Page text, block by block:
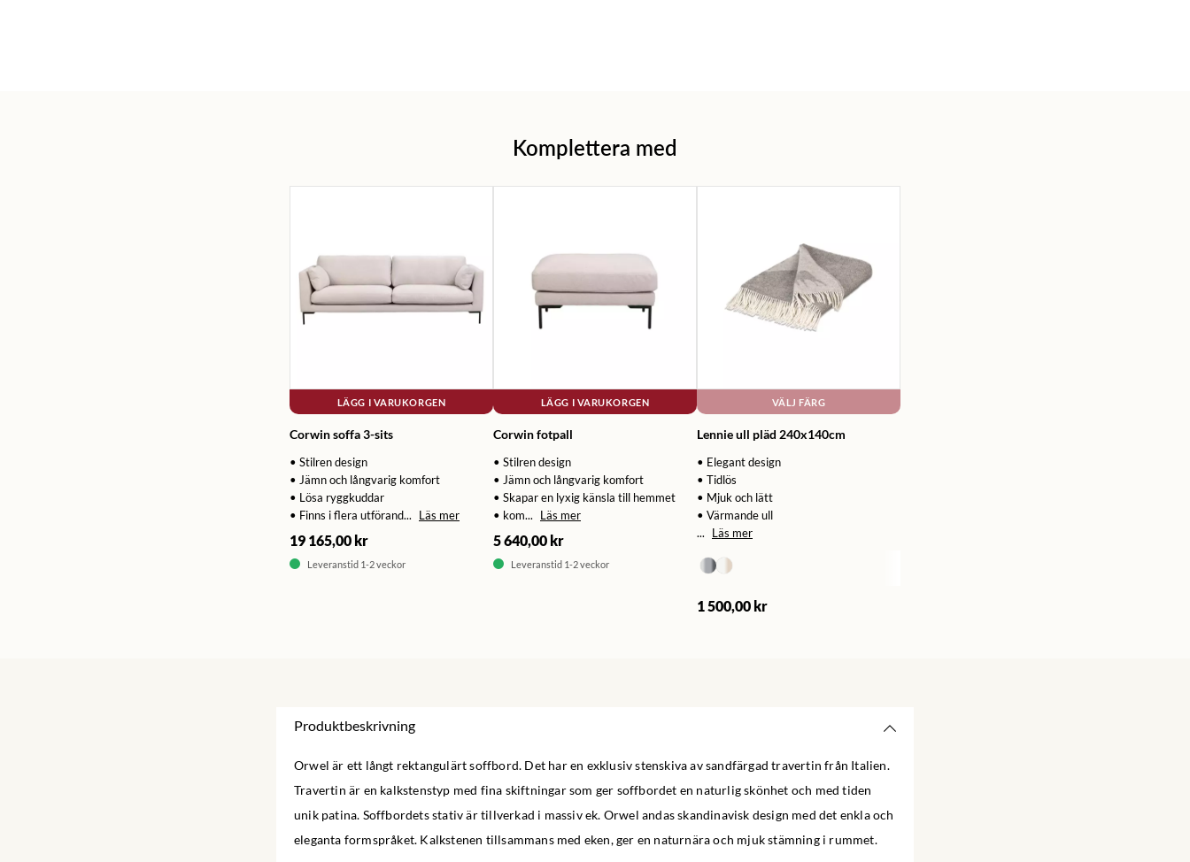
Komplettera med
LÄGG I VARUKORGEN
Corwin soffa 3-sits
• Stilren design
• Jämn och långvarig komfort
• Lösa ryggkuddar
• Finns i flera utförand...
Läs mer
19 165,00 kr
Leveranstid 1-2 veckor
LÄGG I VARUKORGEN
Corwin fotpall
• Stilren design
• Jämn och långvarig komfort
• Skapar en lyxig känsla till hemmet
• kom...
Läs mer
5 640,00 kr
Leveranstid 1-2 veckor
VÄLJ FÄRG
Lennie ull pläd 240x140cm
• Elegant design
• Tidlös
• Mjuk och lätt
• Värmande ull
...
Läs mer
1 500,00 kr
Produktbeskrivning
Orwel är ett långt rektangulärt soffbord. Det har en exklusiv stenskiva av sandfärgad travertin från Italien.
Travertin är en kalkstenstyp med fina skiftningar som ger soffbordet en naturlig skönhet och med tiden
unik patina. Soffbordets stativ är tillverkad i massiv ek. Orwel andas skandinavisk design med det enkla och
eleganta formspråket. Kalkstenen tillsammans med eken, ger en naturnära och mjuk stämning i rummet.